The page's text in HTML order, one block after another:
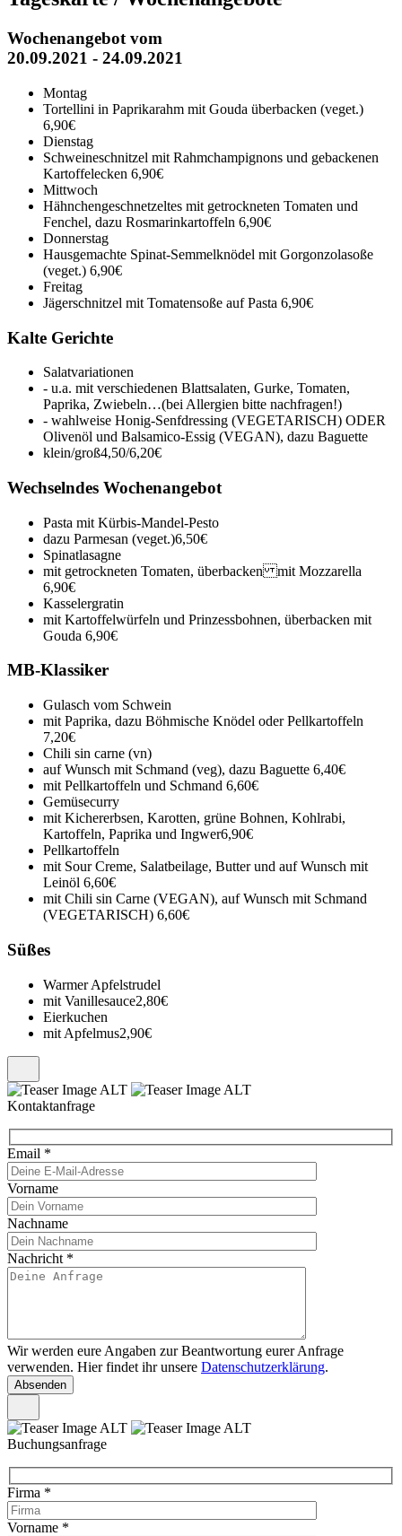
Wochenangebot vom
20.09.2021 - 24.09.2021
Montag
Tortellini in Paprikarahm mit Gouda überbacken (veget.)
6,90€
Dienstag
Schweineschnitzel mit Rahmchampignons und gebackenen
Kartoffelecken 6,90€
Mittwoch
Hähnchengeschnetzeltes mit getrockneten Tomaten und
Fenchel, dazu Rosmarinkartoffeln 6,90€
Donnerstag
Hausgemachte Spinat-Semmelknödel mit Gorgonzolasoße
(veget.) 6,90€
Freitag
Jägerschnitzel mit Tomatensoße auf Pasta 6,90€
Kalte Gerichte
Salatvariationen
- u.a. mit verschiedenen Blattsalaten, Gurke, Tomaten,
Paprika, Zwiebeln…(bei Allergien bitte nachfragen!)
- wahlweise Honig-Senfdressing (VEGETARISCH) ODER
Olivenöl und Balsamico-Essig (VEGAN), dazu Baguette
klein/groß4,50/6,20€
Wechselndes Wochenangebot
Pasta mit Kürbis-Mandel-Pesto
dazu Parmesan (veget.)6,50€
Spinatlasagne
mit getrockneten Tomaten, überbacken mit Mozzarella
6,90€
Kasselergratin
mit Kartoffelwürfeln und Prinzessbohnen, überbacken mit
Gouda 6,90€
MB-Klassiker
Gulasch vom Schwein
mit Paprika, dazu Böhmische Knödel oder Pellkartoffeln
7,20€
Chili sin carne (vn)
auf Wunsch mit Schmand (veg), dazu Baguette 6,40€
mit Pellkartoffeln und Schmand 6,60€
Gemüsecurry
mit Kichererbsen, Karotten, grüne Bohnen, Kohlrabi,
Kartoffeln, Paprika und Ingwer6,90€
Pellkartoffeln
mit Sour Creme, Salatbeilage, Butter und auf Wunsch mit
Leinöl 6,60€
mit Chili sin Carne (VEGAN), auf Wunsch mit Schmand
(VEGETARISCH) 6,60€
Süßes
Warmer Apfelstrudel
mit Vanillesauce2,80€
Eierkuchen
mit Apfelmus2,90€
Kontaktanfrage
Email *
Vorname
Nachname
Nachricht *
Wir werden eure Angaben zur Beantwortung eurer Anfrage
verwenden. Hier findet ihr unsere Datenschutzerklärung.
Buchungsanfrage
Firma *
Vorname *